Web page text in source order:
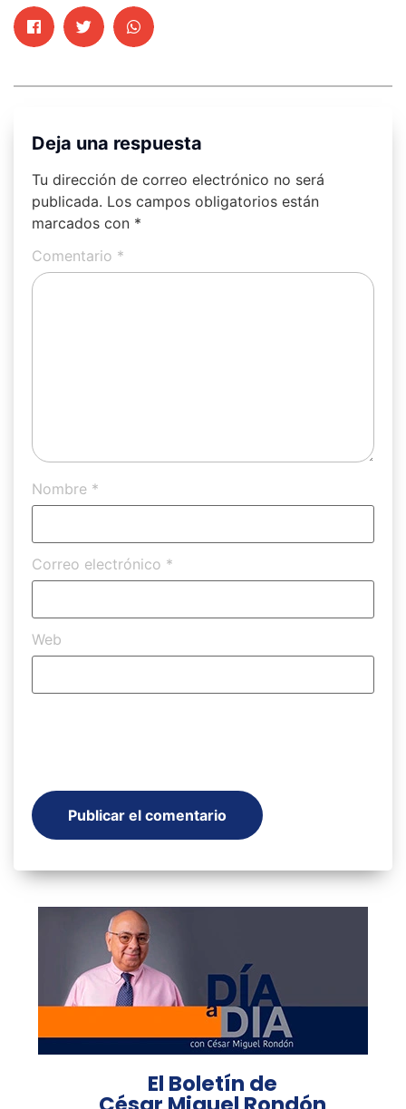
Deja una respuesta
Tu dirección de correo electrónico no será
publicada. Los campos obligatorios están
marcados con *
Comentario *
Nombre *
Correo electrónico *
Web
El Boletín de